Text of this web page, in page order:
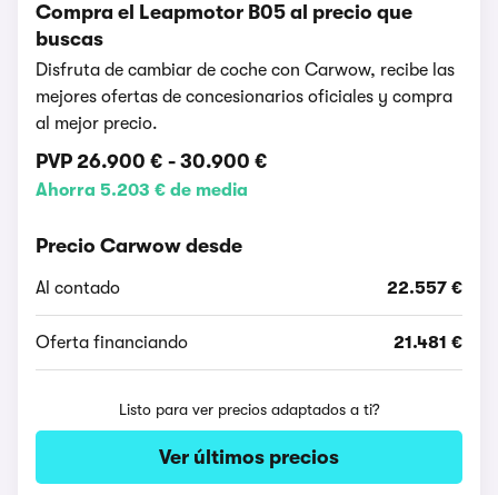
Compra el Leapmotor B05 al precio que
buscas
Disfruta de cambiar de coche con Carwow, recibe las
mejores ofertas de concesionarios oficiales y compra
al mejor precio.
PVP 26.900 € - 30.900 €
Ahorra 5.203 € de media
Precio Carwow desde
Al contado 22.557 €
Oferta financiando 21.481 €
Listo para ver precios adaptados a ti?
Ver últimos precios